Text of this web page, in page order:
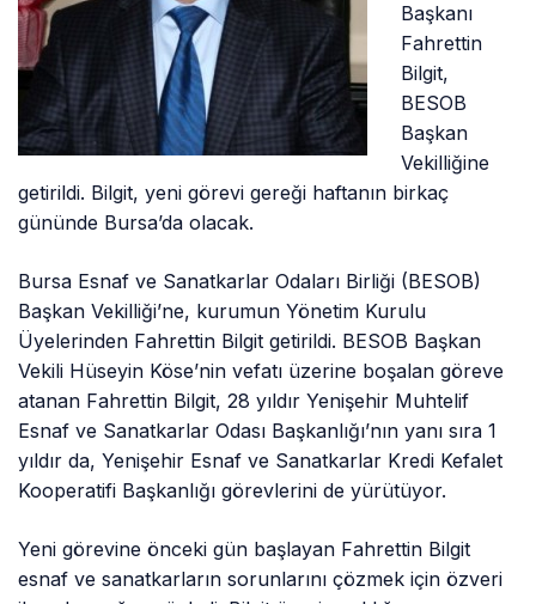
Başkanı
Fahrettin
Bilgit,
BESOB
Başkan
Vekilliğine
getirildi. Bilgit, yeni görevi gereği haftanın birkaç
gününde Bursa’da olacak.
Bursa Esnaf ve Sanatkarlar Odaları Birliği (BESOB)
Başkan Vekilliği’ne, kurumun Yönetim Kurulu
Üyelerinden Fahrettin Bilgit getirildi. BESOB Başkan
Vekili Hüseyin Köse’nin vefatı üzerine boşalan göreve
atanan Fahrettin Bilgit, 28 yıldır Yenişehir Muhtelif
Esnaf ve Sanatkarlar Odası Başkanlığı’nın yanı sıra 1
yıldır da, Yenişehir Esnaf ve Sanatkarlar Kredi Kefalet
Kooperatifi Başkanlığı görevlerini de yürütüyor.
Yeni görevine önceki gün başlayan Fahrettin Bilgit
esnaf ve sanatkarların sorunlarını çözmek için özveri